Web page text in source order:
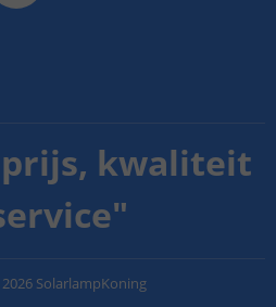
kwaliteit
"
2026 SolarlampKoning